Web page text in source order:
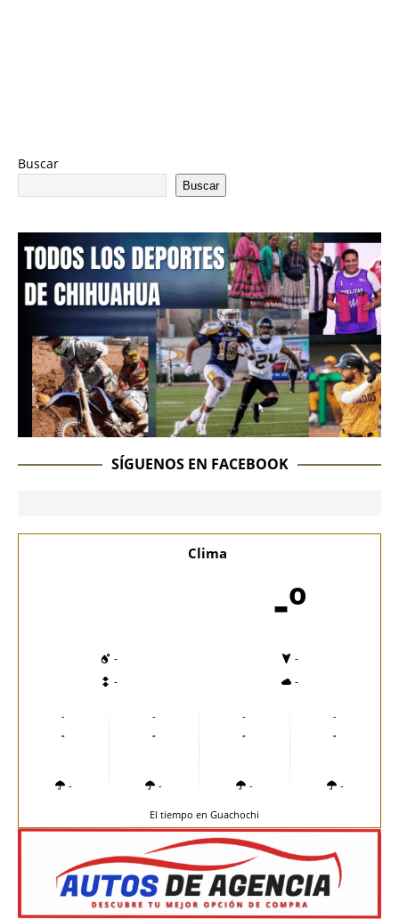
Buscar
Buscar
SÍGUENOS EN FACEBOOK
Clima
-º
-
-
-
-
-
-
-
-
-
-
-
-
-
-
-
-
El tiempo en Guachochi